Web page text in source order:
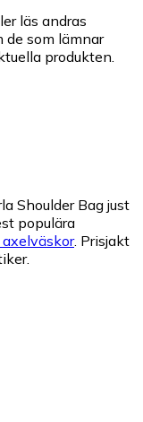
läs andras
de som lämnar
produkten.
Shoulder Bag just
populära
. Prisjakt